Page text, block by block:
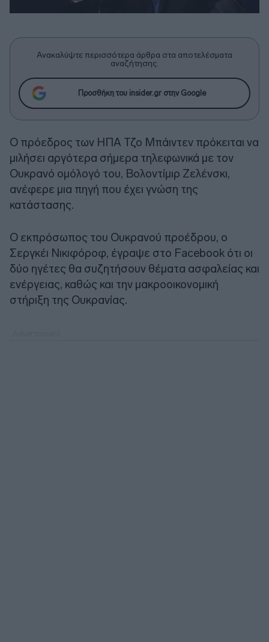
Ανακαλύψτε περισσότερα άρθρα στα αποτελέσματα
αναζήτησης.
Προσθήκη του insider.gr στην Google
Ο πρόεδρος των ΗΠΑ Τζο Μπάιντεν πρόκειται να
μιλήσει αργότερα σήμερα τηλεφωνικά με τον
Ουκρανό ομόλογό του, Βολοντίμιρ Ζελένσκι,
ανέφερε μια πηγή που έχει γνώση της
κατάστασης.
Ο εκπρόσωπος του Ουκρανού προέδρου, ο
Σεργκέι Νικιφόροφ, έγραψε στο Facebook ότι οι
δύο ηγέτες θα συζητήσουν θέματα ασφαλείας και
ενέργειας, καθώς και την μακροοικονομική
στήριξη της Ουκρανίας.